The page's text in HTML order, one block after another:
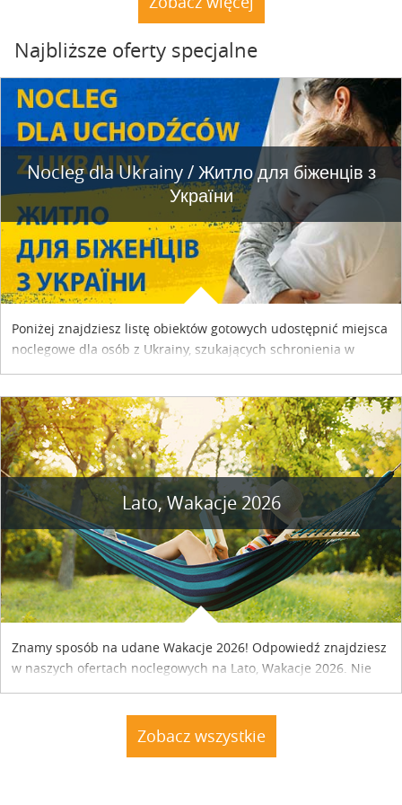
Najbliższe oferty specjalne
Nocleg dla Ukrainy / Житло для бiженцiв з
України
Poniżej znajdziesz listę obiektów gotowych udostępnić miejsca
noclegowe dla osób z Ukrainy, szukających schronienia w
Lato, Wakacje 2026
Znamy sposób na udane Wakacje 2026! Odpowiedź znajdziesz
w naszych ofertach noclegowych na Lato, Wakacje 2026. Nie
zwlekaj atrakcyjne noclegi czekają...
Zobacz wszystkie